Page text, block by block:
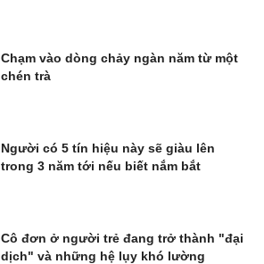
Chạm vào dòng chảy ngàn năm từ một
chén trà
Người có 5 tín hiệu này sẽ giàu lên
trong 3 năm tới nếu biết nắm bắt
Cô đơn ở người trẻ đang trở thành "đại
dịch" và những hệ lụy khó lường